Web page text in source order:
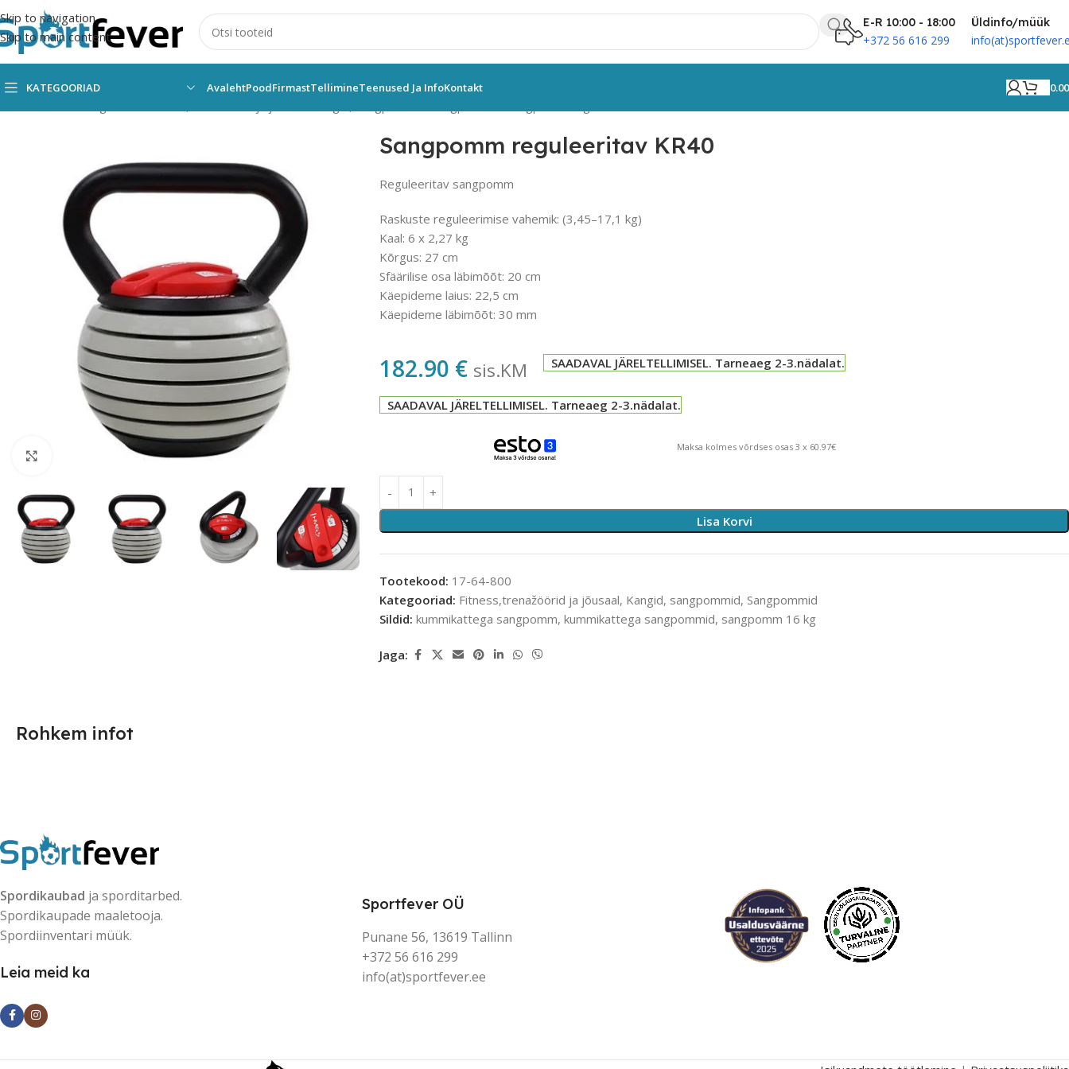
Skip to navigation
Skip to main content
E-R 10:00 - 18:00
+372 56 616 299
Üldinfo/müük
KATEGOORIAD AvalehtPoodFirmastTellimineTeenused Ja InfoKontakt
Suurendamiseks klõpsake
Sangpomm reguleeritav KR40
Reguleeritav sangpomm
Raskuste reguleerimise vahemik: (3,45–17,1 kg)
Kaal: 6 x 2,27 kg
Kõrgus: 27 cm
Sfäärilise osa läbimõõt: 20 cm
Käepideme laius: 22,5 cm
Käepideme läbimõõt: 30 mm
182.90 € sis.KM SAADAVAL JÄRELTELLIMISEL. Tarneaeg 2-3.nädalat.
SAADAVAL JÄRELTELLIMISEL. Tarneaeg 2-3.nädalat.
Maksa kolmes võrdses osas 3 x 60.97€
Lisa Korvi
Tootekood: 17-64-800
Kategooriad: Fitness,trenažöörid ja jõusaal, Kangid, sangpommid, Sangpommid
Sildid: kummikattega sangpomm, kummikattega sangpommid, sangpomm 16 kg
Jaga:
Rohkem infot
Spordikaubad ja sporditarbed.
Spordikaupade maaletooja.
Spordiinventari müük.
Leia meid ka
Sportfever OÜ
Punane 56, 13619 Tallinn
+372 56 616 299
info(at)sportfever.ee